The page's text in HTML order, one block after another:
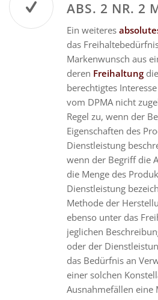
ABS. 2 NR. 2
Ein weiteres
das
Markenwunsch aus
deren Freihaltung
berechtigtes
vom DPMA nicht
Regel zu, wenn der
Eigenschaften des
Dienstleistung
wenn der Begriff die
die Menge des
Dienstleistung
Methode der
ebenso unter das
jeglichen
oder der
das Bedürfnis an
einer solchen
Ausnahmefällen eine